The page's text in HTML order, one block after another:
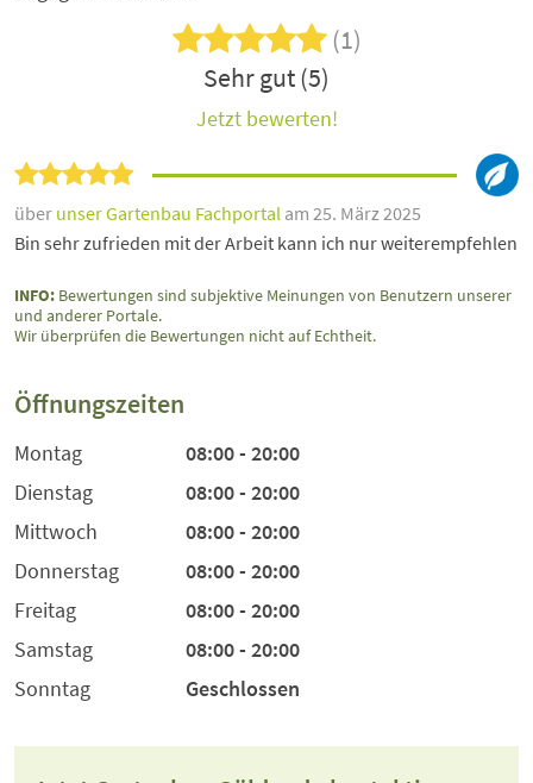
(1)
Sehr gut (5)
Jetzt bewerten!
über unser Gartenbau Fachportal am 25. März 2025
Bin sehr zufrieden mit der Arbeit kann ich nur weiterempfehlen
INFO: Bewertungen sind subjektive Meinungen von Benutzern unserer
und anderer Portale.
Wir überprüfen die Bewertungen nicht auf Echtheit.
Öffnungszeiten
Montag
08:00 - 20:00
Dienstag
08:00 - 20:00
Mittwoch
08:00 - 20:00
Donnerstag
08:00 - 20:00
Freitag
08:00 - 20:00
Samstag
08:00 - 20:00
Sonntag
Geschlossen